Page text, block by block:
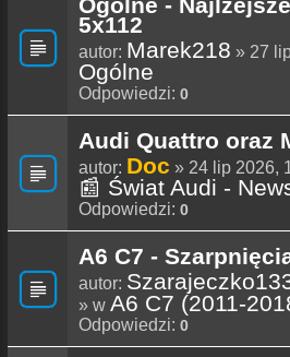
5x112
autor: Marek218 » 27
Ogólne
Odpowiedzi: 0
Audi Quattro oraz
autor: Doc » 24 lip 2026,
📰 Świat Audi -
Odpowiedzi: 0
A6 C7 -
autor:
» w A6 C7 (2011-
Odpowiedzi: 0